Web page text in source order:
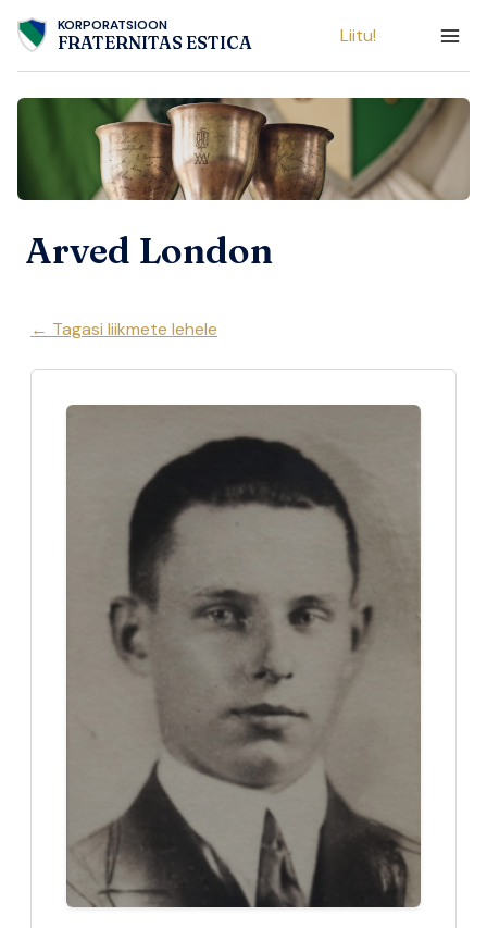
Skip
content
KORPORATSIOON
FRATERNITAS ESTICA Liitu!
Arved London
← Tagasi liikmete lehele